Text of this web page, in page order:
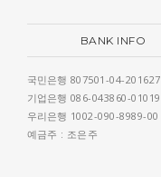
BANK INFO
국민은행 807501-04-201627
기업은행 086-043860-01019
우리은행 1002-090-8989-00
예금주 : 조은주